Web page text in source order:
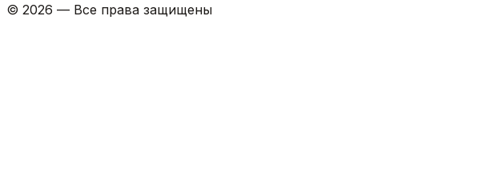
© 2026 — Все права защищены